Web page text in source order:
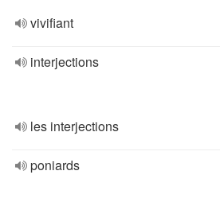
vivifiant
interjections
les interjections
poniards